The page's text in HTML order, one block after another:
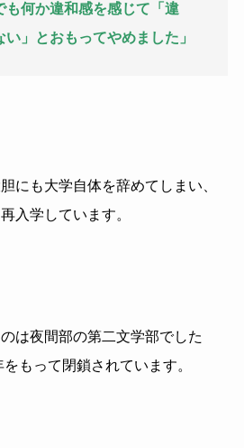
も何か違和感を感じて「違
い」とおもってやめました」
にも大学自体を辞めてしまい、
入学しています。
は夜間部の第二文学部でした
をもって閉鎖されています。